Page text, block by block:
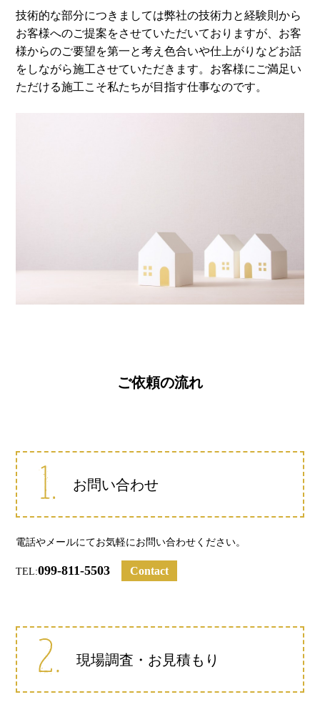
技術的な部分につきましては弊社の技術力と経験則から
お客様へのご提案をさせていただいておりますが、お客
様からのご要望を第一と考え色合いや仕上がりなどお話
をしながら施工させていただきます。お客様にご満足い
ただける施工こそ私たちが目指す仕事なのです。
ご依頼の流れ
お問い合わせ
電話やメールにてお気軽にお問い合わせください。
TEL:099-811-5503 Contact
現場調査・お見積もり